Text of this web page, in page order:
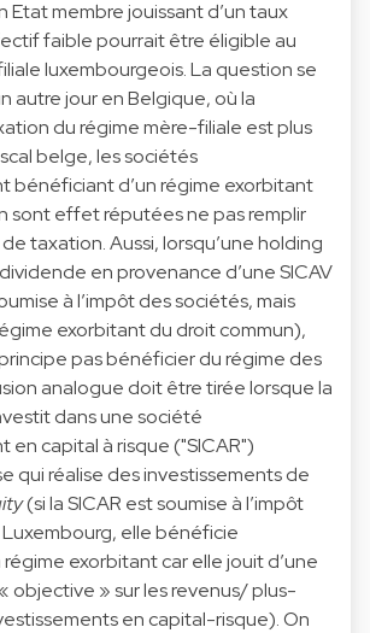
Etat membre jouissant d’un taux
faible pourrait être éligible au
luxembourgeois. La question se
autre jour en Belgique, où la
du régime mère-filiale est plus
belge, les sociétés
bénéficiant d’un régime exorbitant
sont effet réputées ne pas remplir
taxation. Aussi, lorsqu’une holding
en provenance d’une SICAV
à l’impôt des sociétés, mais
exorbitant du droit commun),
pas bénéficier du régime des
analogue doit être tirée lorsque la
dans une société
en capital à risque ("SICAR")
qui réalise des investissements de
(si la SICAR est soumise à l’impôt
elle bénéficie
régime exorbitant car elle jouit d’une
objective » sur les revenus/ plus-
en capital-risque). On